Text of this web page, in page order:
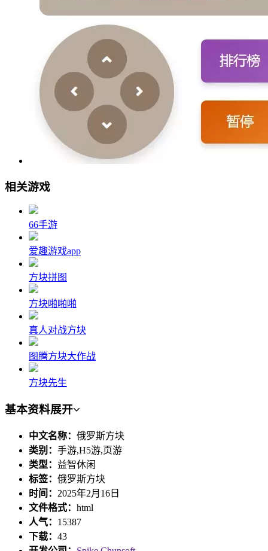
相关游戏
66手游
爱趣游戏app
方块拼图
方块啪啪啪
真人对战方块
图腾方块大作战
方块先生
基本资料展开
中文名称： 俄罗斯方块
类别： 手游,H5游,页游
类型： 益智休闲
标签： 俄罗斯方块
时间： 2025年2月16日
文件格式： html
人气： 15387
下载： 43